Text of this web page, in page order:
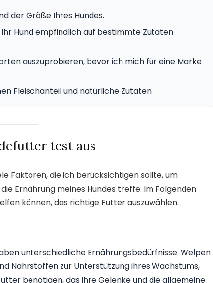
der Größe Ihres Hundes.
Hund empfindlich auf bestimmte Zutaten
auszuprobieren, bevor ich mich für eine Marke
Fleischanteil und natürliche Zutaten.
test aus
Faktoren, die ich berücksichtigen sollte, um
Ernährung meines Hundes treffe. Im Folgenden
können, das richtige Futter auszuwählen.
unterschiedliche Ernährungsbedürfnisse. Welpen
Nährstoffen zur Unterstützung ihres Wachstums,
benötigen, das ihre Gelenke und die allgemeine